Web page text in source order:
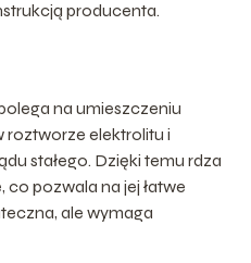
producenta.
na umieszczeniu
roztworze elektrolitu i
stałego. Dzięki temu rdza
pozwala na jej łatwe
ale wymaga